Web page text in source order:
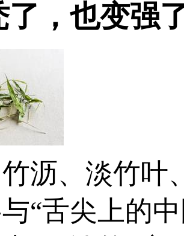
了，也变强
沥、淡竹叶
“舌尖上的